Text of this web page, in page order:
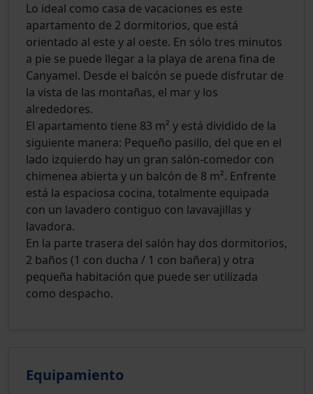
Lo ideal como casa de vacaciones es este
apartamento de 2 dormitorios, que está
orientado al este y al oeste. En sólo tres minutos
a pie se puede llegar a la playa de arena fina de
Canyamel. Desde el balcón se puede disfrutar de
la vista de las montañas, el mar y los
alrededores.
El apartamento tiene 83 m² y está dividido de la
siguiente manera: Pequeño pasillo, del que en el
lado izquierdo hay un gran salón-comedor con
chimenea abierta y un balcón de 8 m². Enfrente
está la espaciosa cocina, totalmente equipada
con un lavadero contiguo con lavavajillas y
lavadora.
En la parte trasera del salón hay dos dormitorios,
2 baños (1 con ducha / 1 con bañera) y otra
pequeña habitación que puede ser utilizada
como despacho.
Equipamiento